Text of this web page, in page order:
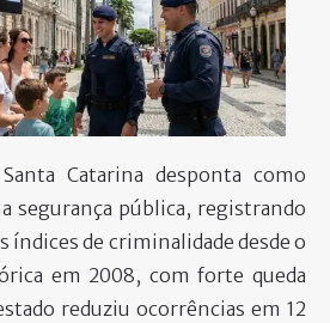
Catarina desponta como
segurança pública, registrando
índices de criminalidade desde o
em 2008, com forte queda
reduziu ocorrências em 12